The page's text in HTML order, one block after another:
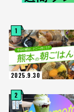
1
2025.9.30
2